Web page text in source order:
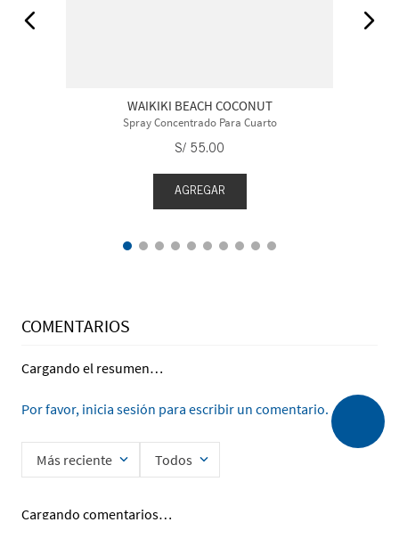
WAIKIKI BEACH COCONUT
Spray Concentrado Para Cuarto
S/ 55.00
AGREGAR
COMENTARIOS
Cargando el resumen…
Por favor, inicia sesión para escribir un comentario.
Más reciente Todos
Cargando comentarios…